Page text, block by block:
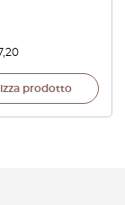
prodotto